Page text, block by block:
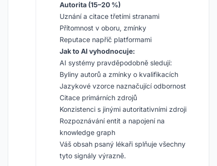
Autorita (15–20 %)
Uznání a citace třetími stranami
Přítomnost v oboru, zmínky
Reputace napříč platformami
Jak to AI vyhodnocuje:
AI systémy pravděpodobně sledují:
Byliny autorů a zmínky o kvalifikacích
Jazykové vzorce naznačující odbornost
Citace primárních zdrojů
Konzistenci s jinými autoritativními zdroji
Rozpoznávání entit a napojení na
knowledge graph
Váš obsah psaný lékaři splňuje všechny
tyto signály výrazně.